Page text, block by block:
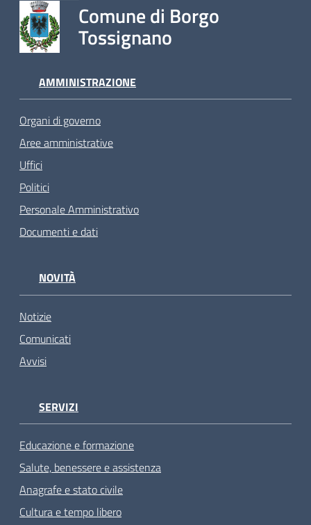
Comune di Borgo
Tossignano
AMMINISTRAZIONE
Organi di governo
Aree amministrative
Uffici
Politici
Personale Amministrativo
Documenti e dati
NOVITÀ
Notizie
Comunicati
Avvisi
SERVIZI
Educazione e formazione
Salute, benessere e assistenza
Anagrafe e stato civile
Cultura e tempo libero